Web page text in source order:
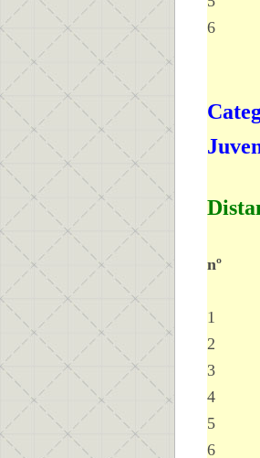
6
nº
1
2
3
4
5
6